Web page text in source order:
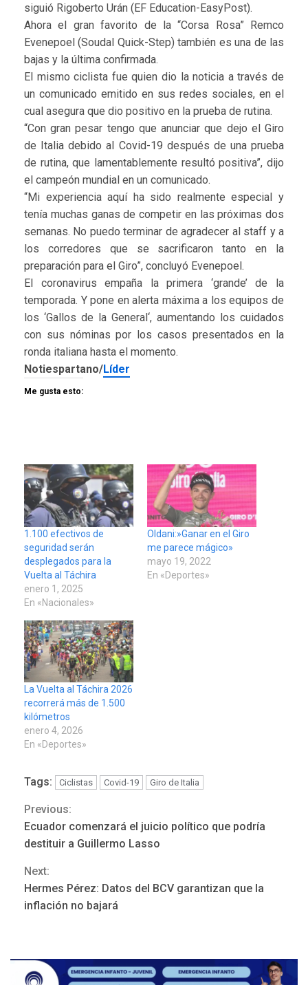
siguió Rigoberto Urán (EF Education-EasyPost).
Ahora el gran favorito de la “Corsa Rosa” Remco
Evenepoel (Soudal Quick-Step) también es una de las
bajas y la última confirmada.
El mismo ciclista fue quien dio la noticia a través de
un comunicado emitido en sus redes sociales, en el
cual asegura que dio positivo en la prueba de rutina.
“Con gran pesar tengo que anunciar que dejo el Giro
de Italia debido al Covid-19 después de una prueba
de rutina, que lamentablemente resultó positiva”, dijo
el campeón mundial en un comunicado.
“Mi experiencia aquí ha sido realmente especial y
tenía muchas ganas de competir en las próximas dos
semanas. No puedo terminar de agradecer al staff y a
los corredores que se sacrificaron tanto en la
preparación para el Giro”, concluyó Evenepoel.
El coronavirus empaña la primera ‘grande’ de la
temporada. Y pone en alerta máxima a los equipos de
los ‘Gallos de la General‘, aumentando los cuidados
con sus nóminas por los casos presentados en la
ronda italiana hasta el momento.
Notiespartano/Líder
Me gusta esto:
1.100 efectivos de
seguridad serán
desplegados para la
Vuelta al Táchira
enero 1, 2025
En «Nacionales»
Oldani:»Ganar en el Giro
me parece mágico»
mayo 19, 2022
En «Deportes»
La Vuelta al Táchira 2026
recorrerá más de 1.500
kilómetros
enero 4, 2026
En «Deportes»
Tags: Ciclistas Covid-19 Giro de Italia
Continue
Reading
Previous:
Ecuador comenzará el juicio político que podría
destituir a Guillermo Lasso
Next:
Hermes Pérez: Datos del BCV garantizan que la
inflación no bajará
REGIONALES ÚLTIMA HORA
gestión